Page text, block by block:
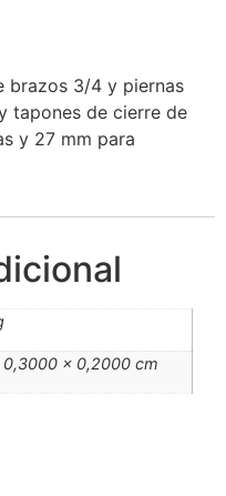
brazos 3/4 y piernas
tapones de cierre de
y 27 mm para
× 0,2000 cm